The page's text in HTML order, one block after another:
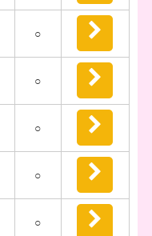
○
○
○
○
○